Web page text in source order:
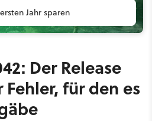
Jahr sparen
Der Release
für den es